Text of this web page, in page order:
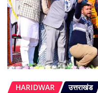
HARIDWAR उत्तराखंड